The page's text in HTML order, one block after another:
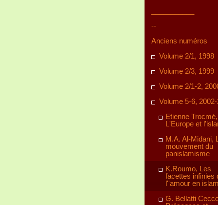
--
Anciens numéros
Volume 2/1, 1998
Volume 2/3, 1999
Volume 2/1-2,
Volume 5-6,
Etienne Trocmé,
L'Europe et
M.A. Al-Midani,
mouvement du
panislamisme
K.Roumo, Les
facettes infinies
l''amour en
G. Bellatti